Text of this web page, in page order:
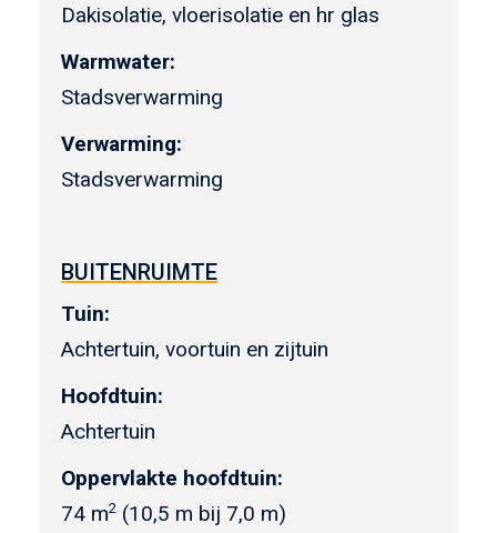
Dakisolatie, vloerisolatie en hr glas
Warmwater:
Stadsverwarming
Verwarming:
Stadsverwarming
BUITENRUIMTE
Tuin:
Achtertuin, voortuin en zijtuin
Hoofdtuin:
Achtertuin
Oppervlakte hoofdtuin:
74 m2 (10,5 m bij 7,0 m)